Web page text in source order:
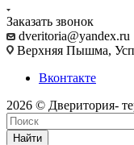
Заказать звонок
dveritoria@yandex.ru
Верхняя Пышма,
Вконтакте
2026 © Дверитория-
Найти